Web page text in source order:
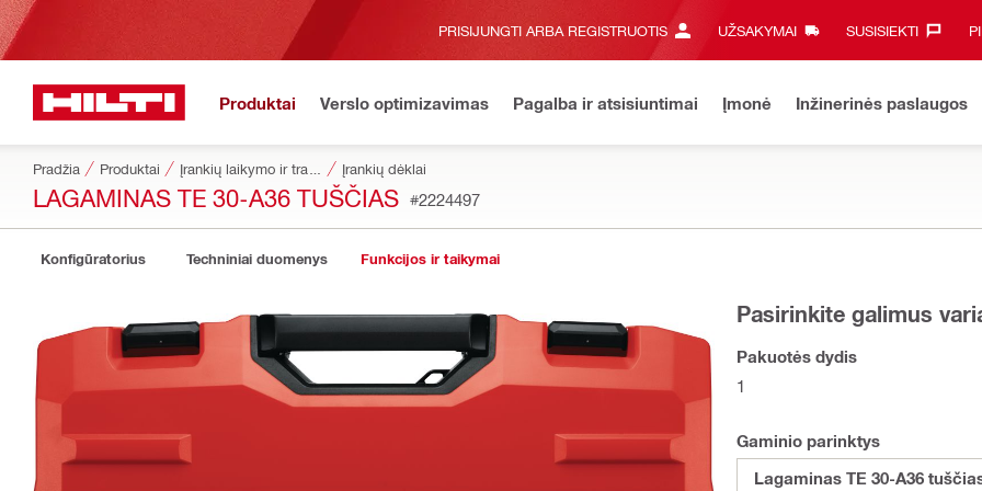
PRISIJUNGTI ARBA REGISTRUOTIS UŽSAKYMAI SUSISIEKTI‎
Produktai Verslo optimizavimas Pagalba ir atsisiuntimai Įmonė Inžinerinės paslaugos
Pradžia Produktai Įrankių dėklai
LAGAMINAS TE 30-A36 TUŠČIAS #2224497
Konfigūratorius Techniniai duomenys Funkcijos ir taikymai
Pasirinkite galimus
Pakuotės dydis
1
Gaminio parinktys
Lagaminas TE 30-A36